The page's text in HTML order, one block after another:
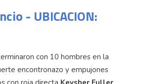
- UBICACION:
con 10 hombres en la
encontronazo y empujones